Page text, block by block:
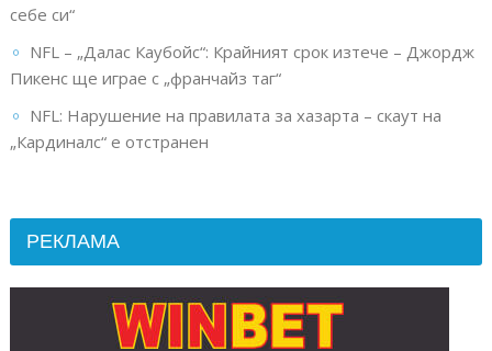
себе си“
NFL – „Далас Каубойс“: Крайният срок изтече – Джордж
Пикенс ще играе с „франчайз таг“
NFL: Нарушение на правилата за хазарта – скаут на
„Кардиналс“ е отстранен
РЕКЛАМА